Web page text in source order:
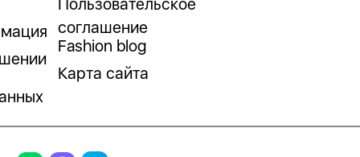
соглашение
Fashion blog
Карта сайта